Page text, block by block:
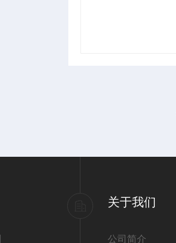
关于我们
公司简介